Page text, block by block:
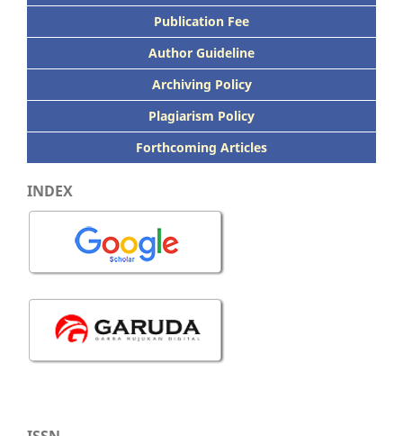
Publication Fee
Author Guideline
Archiving Policy
Plagiarism Policy
Forthcoming Articles
INDEX